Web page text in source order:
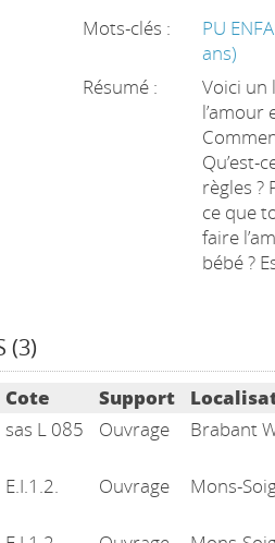
Mots-clés :
PU
ans)
Résumé :
Voici un
l’amour
Qu’est-
règles ?
ce que
faire
bébé ?
(3)
Cote Support
sas L 085 Ouvrage Brabant
E.I.1.2. Ouvrage Mons-